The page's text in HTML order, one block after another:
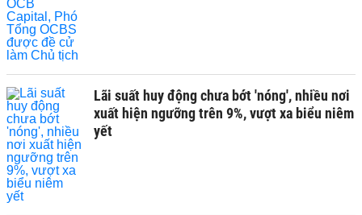
Lãi suất huy động chưa bớt 'nóng', nhiều nơi
xuất hiện ngưỡng trên 9%, vượt xa biểu niêm
yết